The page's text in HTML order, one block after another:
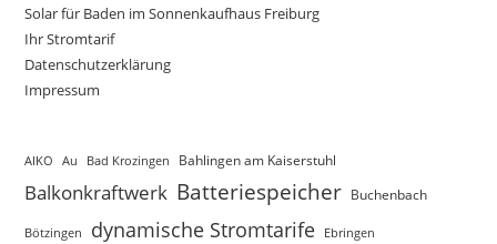
Solar für Baden im Sonnenkaufhaus Freiburg
Ihr Stromtarif
Datenschutzerklärung
Impressum
AIKO Au Bad Krozingen Bahlingen am Kaiserstuhl
Balkonkraftwerk Batteriespeicher Buchenbach
Bötzingen dynamische Stromtarife Ebringen